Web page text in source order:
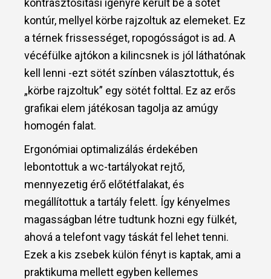
kontúr, mellyel körbe rajzoltuk az elemeket. Ez
a térnek frissességet, ropogósságot is ad. A
vécéfülke ajtókon a kilincsnek is jól láthatónak
kell lenni -ezt sötét színben választottuk, és
„körbe rajzoltuk” egy sötét folttal. Ez az erős
grafikai elem játékosan tagolja az amúgy
homogén falat.
Ergonómiai optimalizálás érdekében
lebontottuk a wc-tartályokat rejtő,
mennyezetig érő előtétfalakat, és
megállítottuk a tartály felett. Így kényelmes
magasságban létre tudtunk hozni egy fülkét,
ahová a telefont vagy táskát fel lehet tenni.
Ezek a kis zsebek külön fényt is kaptak, ami a
praktikuma mellett egyben kellemes